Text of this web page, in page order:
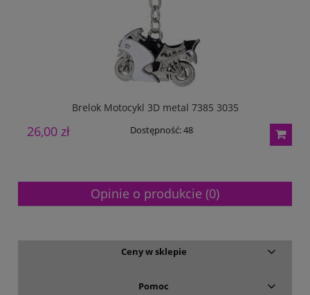
Brelok Motocykl 3D metal 7385 3035
26,00 zł Dostępność:48
Opinie o produkcie (0)
Ceny w sklepie
Pomoc